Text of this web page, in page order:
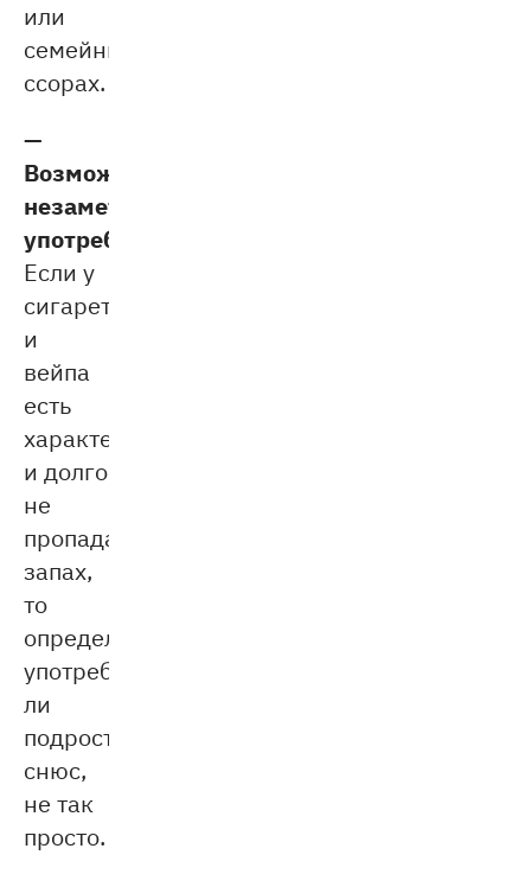
или
семейных
ссорах.
—
Возможность
незаметного
употребления.
Если у
сигарет
и
вейпа
есть
характерный
и долго
не
пропадающий
запах,
то
определить,
употребляет
ли
подросток
снюс,
не так
просто.